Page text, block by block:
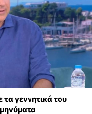
τα γεννητικά του